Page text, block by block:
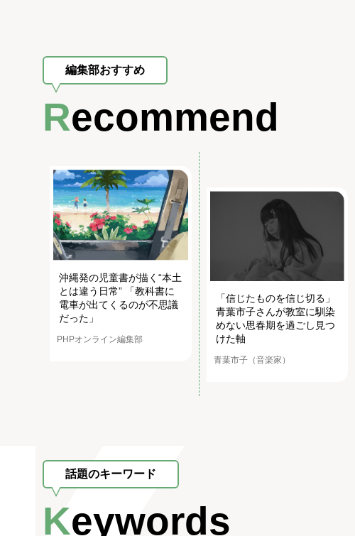
編集部おすすめ
Recommend
沖縄発の児童書が描く“本土
とは違う日常” 「教科書に
電車が出てくるのが不思議
だった」
PHPオンライン編集部
「信じたものを信じ切る」
青葉市子さんが教室に馴染
めない思春期を過ごし見つ
けた軸
青葉市子（音楽家）
話題のキーワード
Keywords